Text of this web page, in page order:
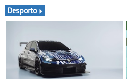
Desporto